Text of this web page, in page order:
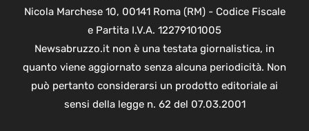
Nicola Marchese 10, 00141 Roma (RM) - Codice Fiscale
e Partita I.V.A. 12279101005
Newsabruzzo.it non è una testata giornalistica, in
quanto viene aggiornato senza alcuna periodicità. Non
può pertanto considerarsi un prodotto editoriale ai
sensi della legge n. 62 del 07.03.2001